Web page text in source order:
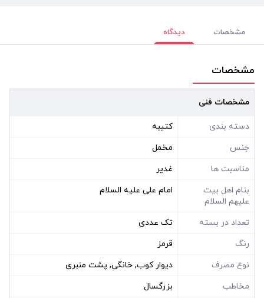
مشخصات دیدگاه
مشخصات
مشخصات فنی
دسته بندی
کتیبه
جنس
مخمل
مناسبت ها
غدیر
بنام اهل بیت
علیهم السلام
امام علی علیه السلام
تعداد در بسته
تک عددی
رنگ
قرمز
نوع مصرف
دیوار کوب, خانگی, پشت منبری
مخاطب
بزرگسال